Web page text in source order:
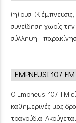
(η) ουσ. (Κ
συνείδηση χωρίς
σύλληψη |
EMPNEUSI 107 FM
Ο Empneusi 107 FM
καθημερινές μας
τραγούδια.